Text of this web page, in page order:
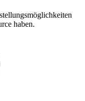
haben.